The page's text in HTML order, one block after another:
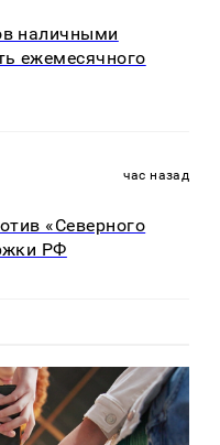
наличными
ежемесячного
час назад
«Северного
РФ